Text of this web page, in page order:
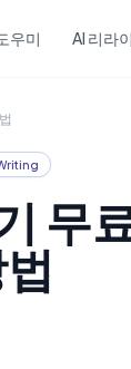
우미 AI 리라
무